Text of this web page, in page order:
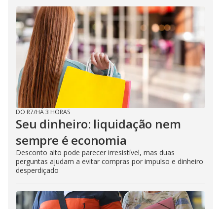
DO R7/HÁ 3 HORAS
Seu dinheiro: liquidação nem
sempre é economia
Desconto alto pode parecer irresistível, mas duas
perguntas ajudam a evitar compras por impulso e dinheiro
desperdiçado